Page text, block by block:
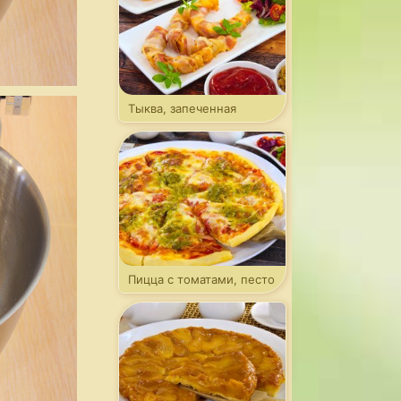
Тыква, запеченная
в беконе
Пицца с томатами, песто
и моцареллой